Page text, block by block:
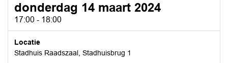
donderdag 14 maart 2024
17:00 - 18:00
Locatie
Stadhuis Raadszaal, Stadhuisbrug 1